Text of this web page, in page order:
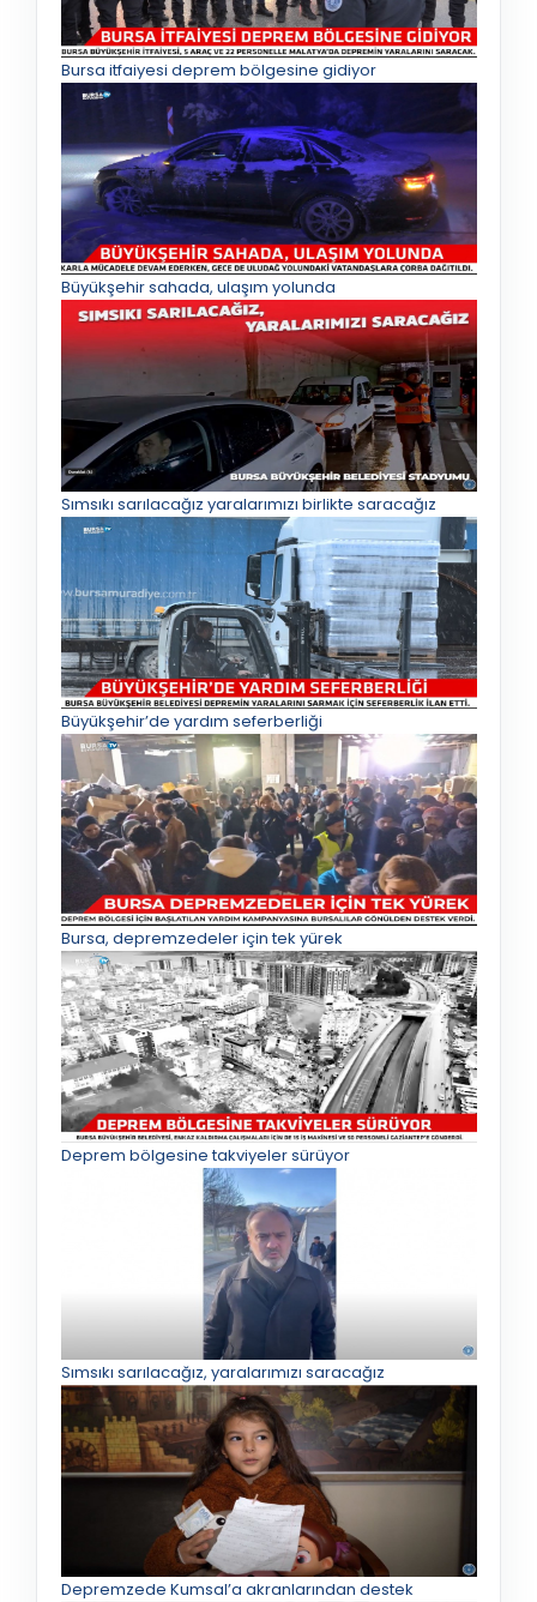
Bursa itfaiyesi deprem bölgesine gidiyor
Büyükşehir sahada, ulaşım yolunda
Sımsıkı sarılacağız yaralarımızı birlikte saracağız
Büyükşehir’de yardım seferberliği
Bursa, depremzedeler için tek yürek
Deprem bölgesine takviyeler sürüyor
Sımsıkı sarılacağız, yaralarımızı saracağız
Depremzede Kumsal’a akranlarından destek